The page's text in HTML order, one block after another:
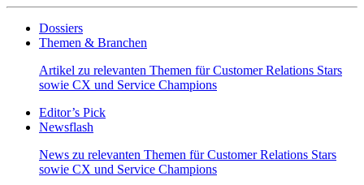
Dossiers
Themen & Branchen
Artikel zu relevanten Themen für Customer Relations Stars
sowie CX und Service Champions
Editor’s Pick
Newsflash
News zu relevanten Themen für Customer Relations Stars
sowie CX und Service Champions